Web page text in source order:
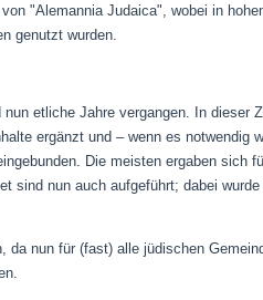
"Alemannia Judaica", wobei in
genutzt wurden.
nun etliche Jahre vergangen. In dieser
ergänzt und – wenn es notwendig
Die meisten ergaben sich
nun auch aufgeführt; dabei
nun für (fast) alle jüdischen